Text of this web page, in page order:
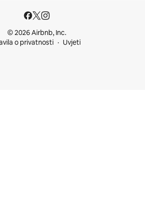
© 2026 Airbnb, Inc.
o privatnosti
Uvjeti